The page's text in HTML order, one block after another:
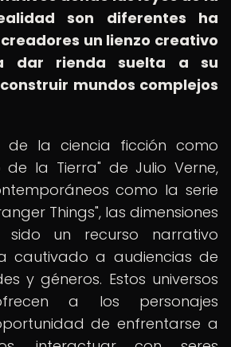
son diferentes ha
un lienzo creativo
dar rienda suelta a su
mundos complejos
de la ciencia ficción como
de la Tierra" de Julio Verne,
como la serie
Things", las dimensiones
sido un recurso narrativo
cautivado a audiencias de
y géneros. Estos universos
a los personajes
de enfrentarse a